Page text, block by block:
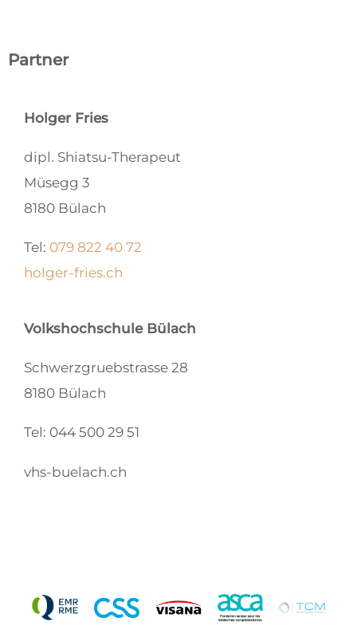
Partner
Holger Fries
dipl. Shiatsu-Therapeut
Müsegg 3
8180 Bülach
Tel: 079 822 40 72
holger-fries.ch
Volkshochschule Bülach
Schwerzgruebstrasse 28
8180 Bülach
Tel: 044 500 29 51
vhs-buelach.ch